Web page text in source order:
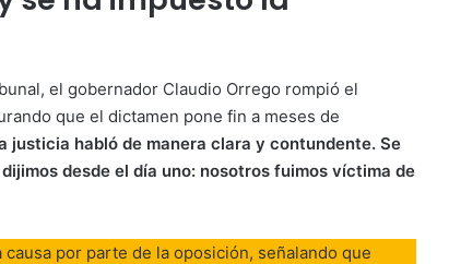
el gobernador Claudio Orrego rompió el
que el dictamen pone fin a meses de
justicia habló de manera clara y contundente. Se
desde el día uno: nosotros fuimos víctima de
por parte de la oposición, señalando que